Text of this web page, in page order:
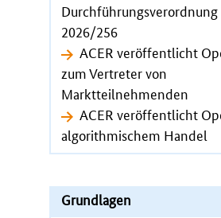
Durchführungsverordnung
2026/256
ACER veröffentlicht
zum Vertreter von
Marktteilnehmenden
ACER veröffentlicht
algorithmischem Handel
Grundlagen